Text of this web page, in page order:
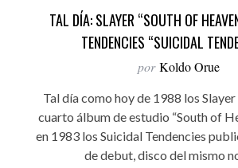
TAL DÍA: SLAYER “SOUTH OF
TENDENCIES “SUICIDAL
por Koldo Orue
Tal día como hoy de 1988 los
cuarto álbum de estudio “South of
en 1983 los Suicidal Tendencies
de debut, disco del mismo